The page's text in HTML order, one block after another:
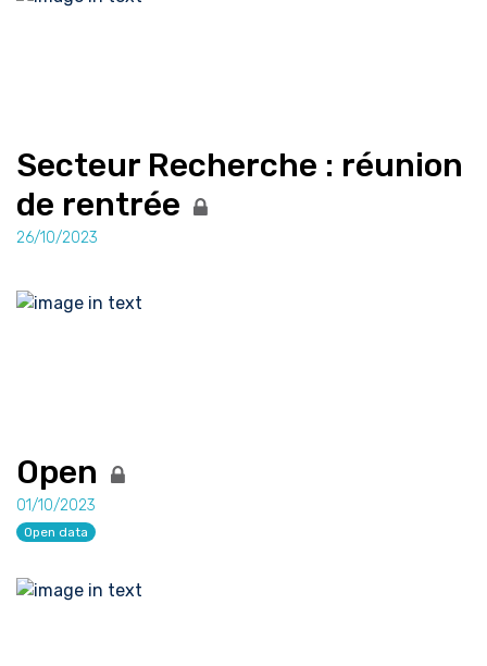
Secteur Recherche : réunion
de rentrée
26/10/2023
Open
01/10/2023
Open data